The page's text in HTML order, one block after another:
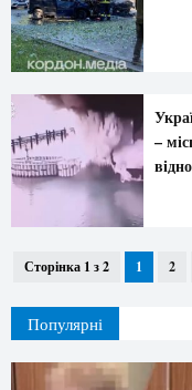
–
Сторінка 1 з 2 1 2
Популярні